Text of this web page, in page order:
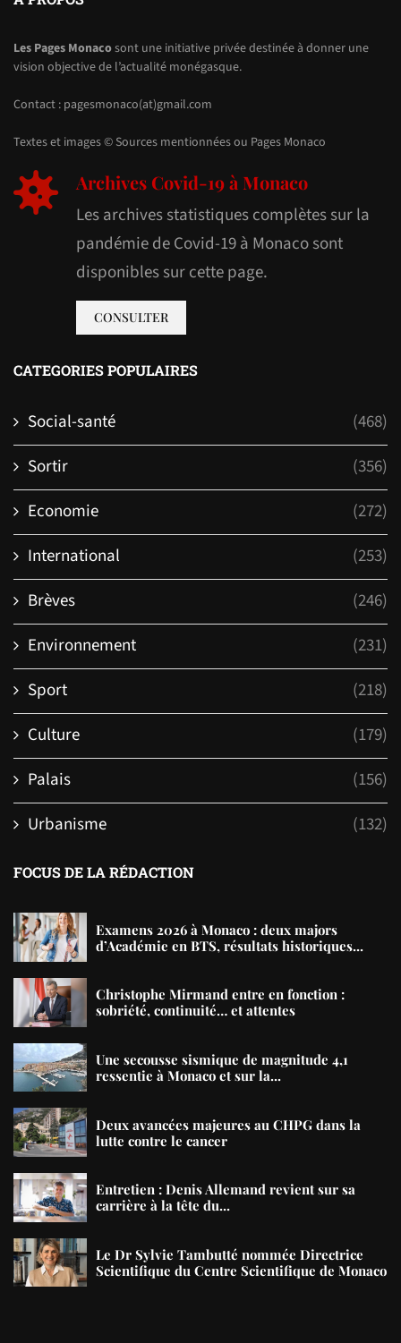
Les Pages Monacosont une initiative privée destinée à donner une
vision objective de l’actualité monégasque.
Contact : pagesmonaco(at)gmail.com
Textes et images © Sources mentionnées ou Pages Monaco
Archives Covid-19 à Monaco
Les archives statistiques complètes sur la
pandémie de Covid-19 à Monaco sont
disponibles sur cette page.
CONSULTER
CATEGORIES POPULAIRES
Social-santé
(468)
Sortir
(356)
Economie
(272)
International
(253)
Brèves
(246)
Environnement
(231)
Sport
(218)
Culture
(179)
Palais
(156)
Urbanisme
(132)
FOCUS DE LA RÉDACTION
Examens 2026 à Monaco : deux majors
d’Académie en BTS, résultats historiques...
Christophe Mirmand entre en fonction :
sobriété, continuité… et attentes
Une secousse sismique de magnitude 4,1
ressentie à Monaco et sur la...
Deux avancées majeures au CHPG dans la
lutte contre le cancer
Entretien : Denis Allemand revient sur sa
carrière à la tête du...
Le Dr Sylvie Tambutté nommée Directrice
Scientifique du Centre Scientifique de Monaco